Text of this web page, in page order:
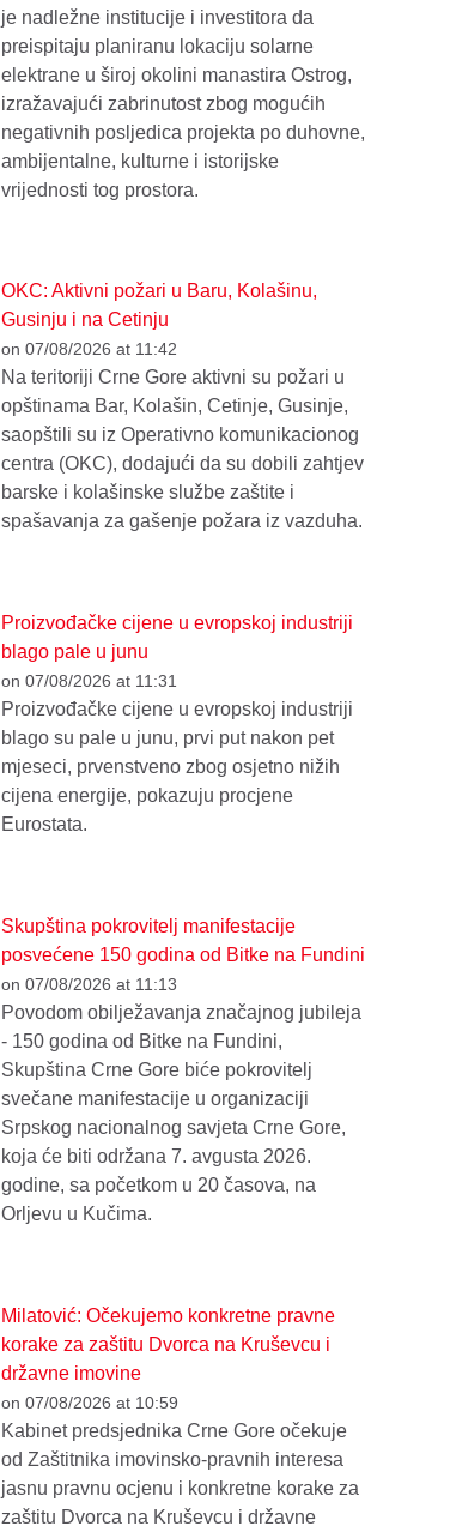
je nadležne institucije i investitora da
preispitaju planiranu lokaciju solarne
elektrane u široj okolini manastira Ostrog,
izražavajući zabrinutost zbog mogućih
negativnih posljedica projekta po duhovne,
ambijentalne, kulturne i istorijske
vrijednosti tog prostora.
OKC: Aktivni požari u Baru, Kolašinu,
Gusinju i na Cetinju
on 07/08/2026 at 11:42
Na teritoriji Crne Gore aktivni su požari u
opštinama Bar, Kolašin, Cetinje, Gusinje,
saopštili su iz Operativno komunikacionog
centra (OKC), dodajući da su dobili zahtjev
barske i kolašinske službe zaštite i
spašavanja za gašenje požara iz vazduha.
Proizvođačke cijene u evropskoj industriji
blago pale u junu
on 07/08/2026 at 11:31
Proizvođačke cijene u evropskoj industriji
blago su pale u junu, prvi put nakon pet
mjeseci, prvenstveno zbog osjetno nižih
cijena energije, pokazuju procjene
Eurostata.
Skupština pokrovitelj manifestacije
posvećene 150 godina od Bitke na Fundini
on 07/08/2026 at 11:13
Povodom obilježavanja značajnog jubileja
- 150 godina od Bitke na Fundini,
Skupština Crne Gore biće pokrovitelj
svečane manifestacije u organizaciji
Srpskog nacionalnog savjeta Crne Gore,
koja će biti održana 7. avgusta 2026.
godine, sa početkom u 20 časova, na
Orljevu u Kučima.
Milatović: Očekujemo konkretne pravne
korake za zaštitu Dvorca na Kruševcu i
državne imovine
on 07/08/2026 at 10:59
Kabinet predsjednika Crne Gore očekuje
od Zaštitnika imovinsko-pravnih interesa
jasnu pravnu ocjenu i konkretne korake za
zaštitu Dvorca na Kruševcu i državne